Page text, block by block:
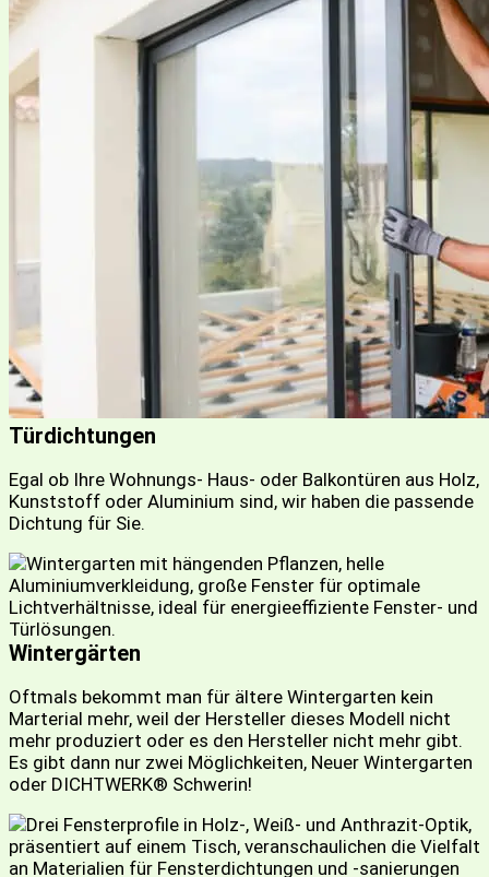
Türdichtungen
Egal ob Ihre Wohnungs- Haus- oder Balkontüren aus Holz,
Kunststoff oder Aluminium sind, wir haben die passende
Dichtung für Sie.
Wintergärten
Oftmals bekommt man für ältere Wintergarten kein
Marterial mehr, weil der Hersteller dieses Modell nicht
mehr produziert oder es den Hersteller nicht mehr gibt.
Es gibt dann nur zwei Möglichkeiten, Neuer Wintergarten
oder DICHTWERK® Schwerin!